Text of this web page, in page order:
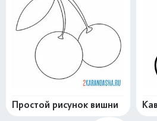
Простой рисунок вишни